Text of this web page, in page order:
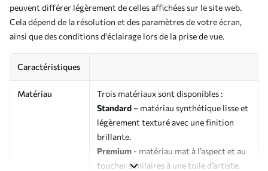
peuvent différer légèrement de celles affichées sur le site web.
Cela dépend de la résolution et des paramètres de votre écran,
ainsi que des conditions d'éclairage lors de la prise de vue.
Caractéristiques
Matériau
Trois matériaux sont disponibles :
Standard – matériau synthétique lisse et
légèrement texturé avec une finition
brillante.
Premium - matériau mat à l’aspect et au
toucher similaires à une toile d’artiste.